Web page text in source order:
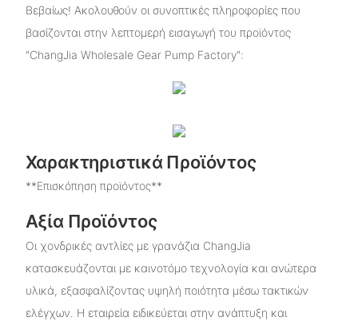
Βεβαίως! Ακολουθούν οι συνοπτικές πληροφορίες που
βασίζονται στην λεπτομερή εισαγωγή του προϊόντος
"ChangJia Wholesale Gear Pump Factory":
Χαρακτηριστικά Προϊόντος
**Επισκόπηση προϊόντος**
Αξία Προϊόντος
Οι χονδρικές αντλίες με γρανάζια ChangJia
κατασκευάζονται με καινοτόμο τεχνολογία και ανώτερα
υλικά, εξασφαλίζοντας υψηλή ποιότητα μέσω τακτικών
ελέγχων. Η εταιρεία ειδικεύεται στην ανάπτυξη και